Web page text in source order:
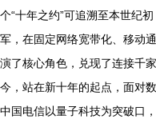
个“十年之约”可追溯至本世纪
军，在固定网络宽带化、移动
演了核心角色，兑现了连接千
今，站在新十年的起点，面对
中国电信以量子科技为突破口